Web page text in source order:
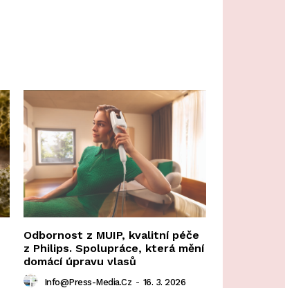
Odbornost z MUIP, kvalitní péče
z Philips. Spolupráce, která mění
domácí úpravu vlasů
Info@press-Media.cz - 16. 3. 2026